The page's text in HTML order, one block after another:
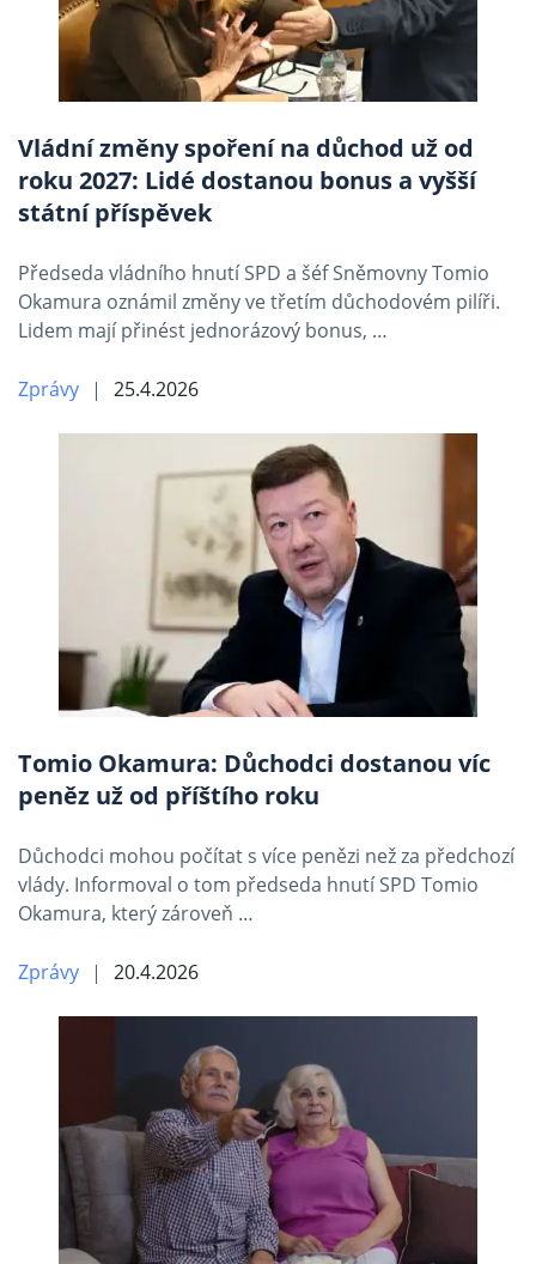
Vládní změny spoření na důchod už od
roku 2027: Lidé dostanou bonus a vyšší
státní příspěvek
Předseda vládního hnutí SPD a šéf Sněmovny Tomio
Okamura oznámil změny ve třetím důchodovém pilíři.
Lidem mají přinést jednorázový bonus, …
Zprávy 25.4.2026
Tomio Okamura: Důchodci dostanou víc
peněz už od příštího roku
Důchodci mohou počítat s více penězi než za předchozí
vlády. Informoval o tom předseda hnutí SPD Tomio
Okamura, který zároveň …
Zprávy 20.4.2026